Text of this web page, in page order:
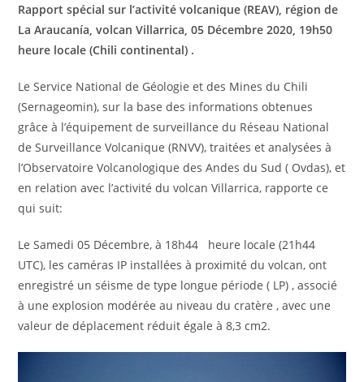
Rapport spécial sur l’activité volcanique (REAV), région de
La Araucanía, volcan Villarrica, 05 Décembre 2020, 19h50
heure locale (Chili continental) .
Le Service National de Géologie et des Mines du Chili
(Sernageomin), sur la base des informations obtenues
grâce à l’équipement de surveillance du Réseau National
de Surveillance Volcanique (RNVV), traitées et analysées à
l’Observatoire Volcanologique des Andes du Sud ( Ovdas), et
en relation avec l’activité du volcan Villarrica, rapporte ce
qui suit:
Le Samedi 05 Décembre, à 18h44 heure locale (21h44
UTC), les caméras IP installées à proximité du volcan, ont
enregistré un séisme de type longue période ( LP) , associé
à une explosion modérée au niveau du cratère , avec une
valeur de déplacement réduit égale à 8,3 cm2.